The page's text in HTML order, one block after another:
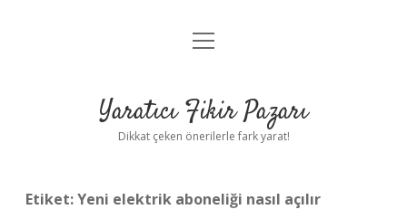
Anasayfa
Yasal Uyarı
menüyü
Yaratıcı Fikir Pazarı
Dikkat çeken önerilerle fark yarat!
Etiket:Yeni elektrik aboneliği nasıl açılır